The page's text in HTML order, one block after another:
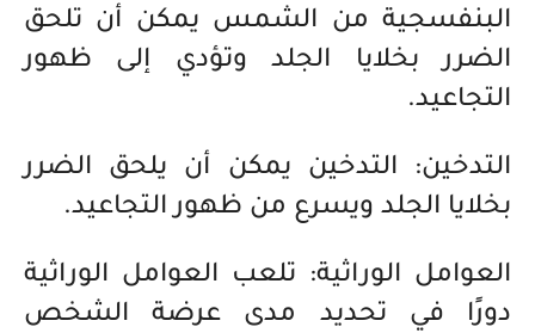
البنفسجية من الشمس يمكن أن تلحق
الضرر بخلايا الجلد وتؤدي إلى ظهور
التجاعيد.
التدخين: التدخين يمكن أن يلحق الضرر
بخلايا الجلد ويسرع من ظهور التجاعيد.
العوامل الوراثية: تلعب العوامل الوراثية
دورًا في تحديد مدى عرضة الشخص